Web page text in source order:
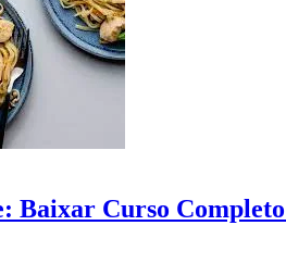
Baixar Curso